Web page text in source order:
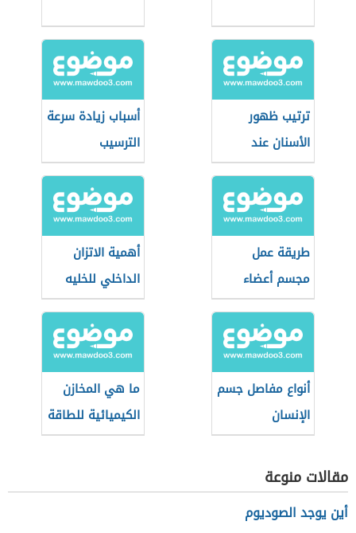
ترتيب ظهور
الأسنان عند
الأطفال
أسباب زيادة سرعة
الترسيب
طريقة عمل
مجسم أعضاء
جسم الإنسان
الداخلية
أهمية الاتزان
الداخلي للخليه
أنواع مفاصل جسم
الإنسان
ما هي المخازن
الكيميائية للطاقة
في الجسم؟
مقالات منوعة
أين يوجد الصوديوم